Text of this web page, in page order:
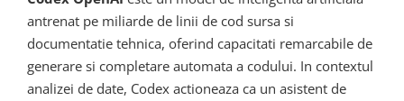
antrenat pe miliarde de linii de cod sursa si
documentatie tehnica, oferind capacitati remarcabile de
generare si completare automata a codului. In contextul
analizei de date, Codex actioneaza ca un asistent de